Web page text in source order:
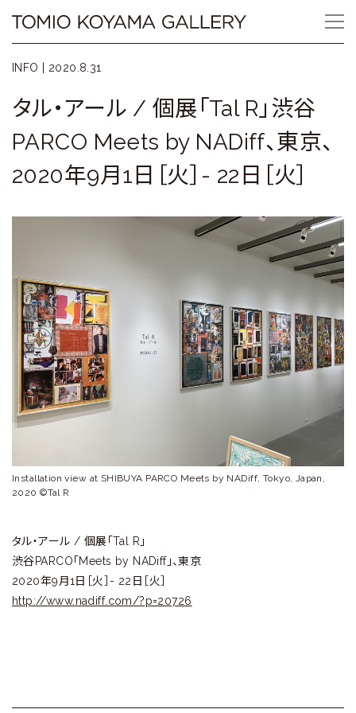
content
Tomio
Koyama
Gallery
小
山
ギ
ャ
ラ
リ
ー
INFO | 2020.8.31
タル・アール / 個展「Tal R」渋谷
PARCO Meets by NADiff、東京、
2020年9月1日［火］- 22日［火］
Installation view at SHIBUYA PARCO Meets by NADiff, Tokyo, Japan,
2020 ©︎Tal R
タル・アール / 個展「Tal R」
渋谷PARCO「Meets by NADiff」、東京
2020年9月1日［火］- 22日［火］
http://www.nadiff.com/?p=20726